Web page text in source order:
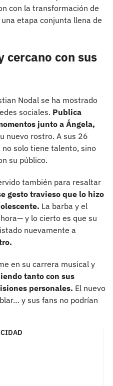
con la transformación de
etapa conjunta llena de
cercano con sus
Nodal se ha mostrado
sociales. Publica
junto a Ángela,
nuevo rostro. A sus 26
solo tiene talento, sino
su público.
también para resaltar
gesto travieso que lo hizo
La barba y el
y lo cierto es que su
nuevamente a
en su carrera musical y
tanto con sus
personales. El nuevo
y sus fans no podrían